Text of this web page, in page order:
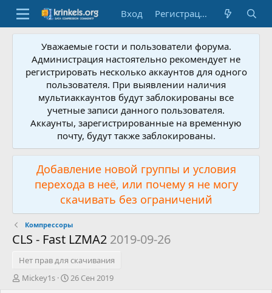
Вход Регистрация
Уважаемые гости и пользователи форума.
Администрация настоятельно рекомендует не
регистрировать несколько аккаунтов для одного
пользователя. При выявлении наличия
мультиаккаунтов будут заблокированы все
учетные записи данного пользователя.
Аккаунты, зарегистрированные на временную
почту, будут также заблокированы.
Добавление новой группы и условия
перехода в неё, или почему я не могу
скачивать без ограничений
Компрессоры
CLS - Fast LZMA2 2019-09-26
Нет прав для скачивания
А
Mickey1s
Д
26 Сен 2019